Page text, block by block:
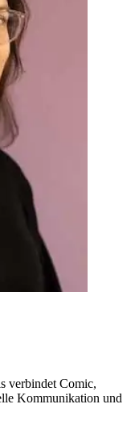
verbindet Comic,
Kommunikation und